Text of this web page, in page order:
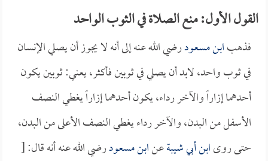
القول الأول: منع الصلاة في الثوب الواحد
فذهبابن مسعودرضي الله عنه إلى أنه لا يجوز أن يصلي الإنسان
في ثوب واحد، لابد أن يصلي في ثوبين فأكثر، يعني: ثوبين يكون
أحدهما إزاراً والآخر رداء، يكون أحدهما إزاراً يغطي النصف
الأسفل من البدن، والآخر رداء يغطي النصف الأعلى من البدن،
حتى روىابن أبي شيبةعنابن مسعودرضي الله عنه أنه قال: [